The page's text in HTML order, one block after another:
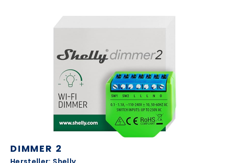
DIMMER 2